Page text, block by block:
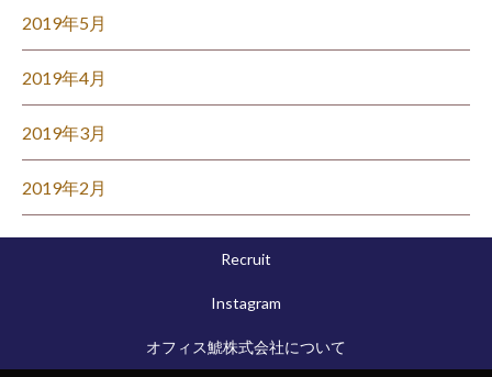
2019年5月
2019年4月
2019年3月
2019年2月
Recruit
Instagram
オフィス鯱株式会社について